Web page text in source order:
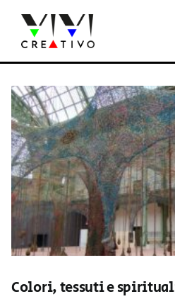
contenuto
Colori, tessuti e